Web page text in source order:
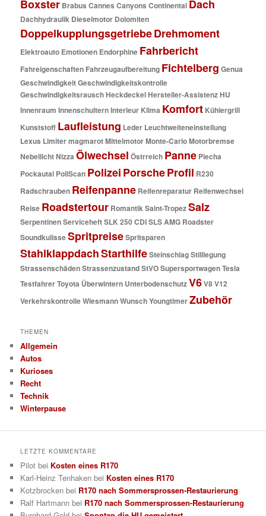
Boxster Brabus Cannes Canyons Continental Dach
Dachhydraulik Dieselmotor Dolomiten
DoppelkupplungsgetriebeDrehmoment
Elektroauto Emotionen Endorphine Fahrbericht
Fahreigenschaften Fahrzeugaufbereitung Fichtelberg Genua
GeschwindigkeitGeschwindigkeitskontrolle
GeschwindigkeitsrauschHeckdeckelHersteller-AssistenzHU
Innenraum InnenschulternInterieur Klima Komfort Kühlergrill
Kunststoff Laufleistung Leder Leuchtweiteneinstellung
Lexus LimitermagmarotMittelmotorMonte-CarloMotorbremse
NebellichtNizza Ölwechsel Östrreich Panne Piecha
Pockautal PoliScan PolizeiPorscheProfil R230
Radschrauben Reifenpanne Reifenreparatur Reifenwechsel
Reise Roadstertour RomantikSaint-TropezSalz
SerpentinenServiceheftSLK 250 CDISLS AMG Roadster
SoundkulisseSpritpreiseSpritsparen
StahlklappdachStarthilfeSteinschlagStilllegung
StrassenschädenStrassenzustandStVOSupersportwagenTesla
TestfahrerToyota Überwintern UnterbodenschutzV6V8V12
VerkehrskontrolleWiesmannWunschYoungtimerZubehör
THEMEN
Allgemein
Autos
Kurioses
Recht
Technik
Winterpause
LETZTE KOMMENTARE
Pilot bei Kosten eines R170
Karl-Heinz Tenhaken bei Kosten eines R170
Kotzbrocken bei R170 nach Sommersprossen-Restaurierung
Ralf Hartmann bei R170 nach Sommersprossen-Restaurierung